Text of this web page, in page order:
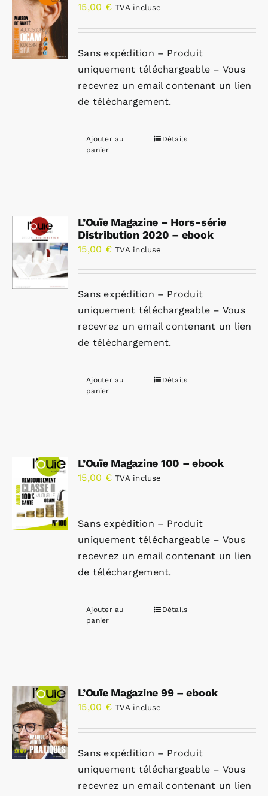
15,00 € TVA incluse
Sans expédition – Produit
uniquement téléchargeable – Vous
recevrez un email contenant un lien
de téléchargement.
Ajouter au
panier
Détails
L’Ouïe Magazine – Hors-série
Distribution 2020 – ebook
15,00 € TVA incluse
Sans expédition – Produit
uniquement téléchargeable – Vous
recevrez un email contenant un lien
de téléchargement.
Ajouter au
panier
Détails
L’Ouïe Magazine 100 – ebook
15,00 € TVA incluse
Sans expédition – Produit
uniquement téléchargeable – Vous
recevrez un email contenant un lien
de téléchargement.
Ajouter au
panier
Détails
L’Ouïe Magazine 99 – ebook
15,00 € TVA incluse
Sans expédition – Produit
uniquement téléchargeable – Vous
recevrez un email contenant un lien